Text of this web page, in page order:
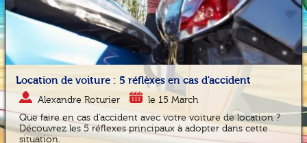
Location de voiture : 5 réflèxes en cas d'accident
Alexandre Roturier
le 15 March
Que faire en cas d'accident avec votre voiture de location ?
Découvrez les 5 réflexes principaux à adopter dans cette
situation.